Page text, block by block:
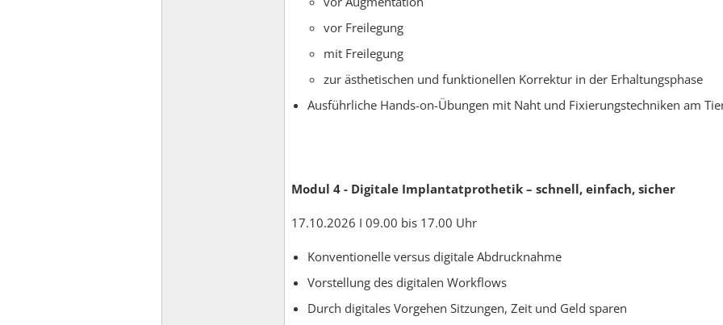
vor Freilegung
mit Freilegung
zur ästhetischen und funktionellen Korrektur in der Erhaltungsphase
Ausführliche Hands-on-Übungen mit Naht und Fixierungstechniken am
Modul 4 - Digitale Implantatprothetik – schnell, einfach, sicher
17.10.2026 I 09.00 bis 17.00 Uhr
Konventionelle versus digitale Abdrucknahme
Vorstellung des digitalen Workflows
Durch digitales Vorgehen Sitzungen, Zeit und Geld sparen